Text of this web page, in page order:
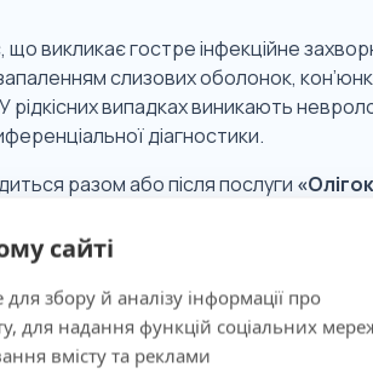
сайті
збору й аналізу інформації про
для надання функцій соціальних
вмісту та реклами
що викликає гостре інфекційне
слизових оболонок,
випадках виникають
діагностики.
разом або після послуги